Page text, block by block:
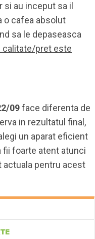
au inceput sa il
o cafea absolut
sa le depaseasca
calitate/pret este
09face diferenta de
in rezultatul final,
un aparat eficient
fii foarte atent atunci
actuala pentru acest